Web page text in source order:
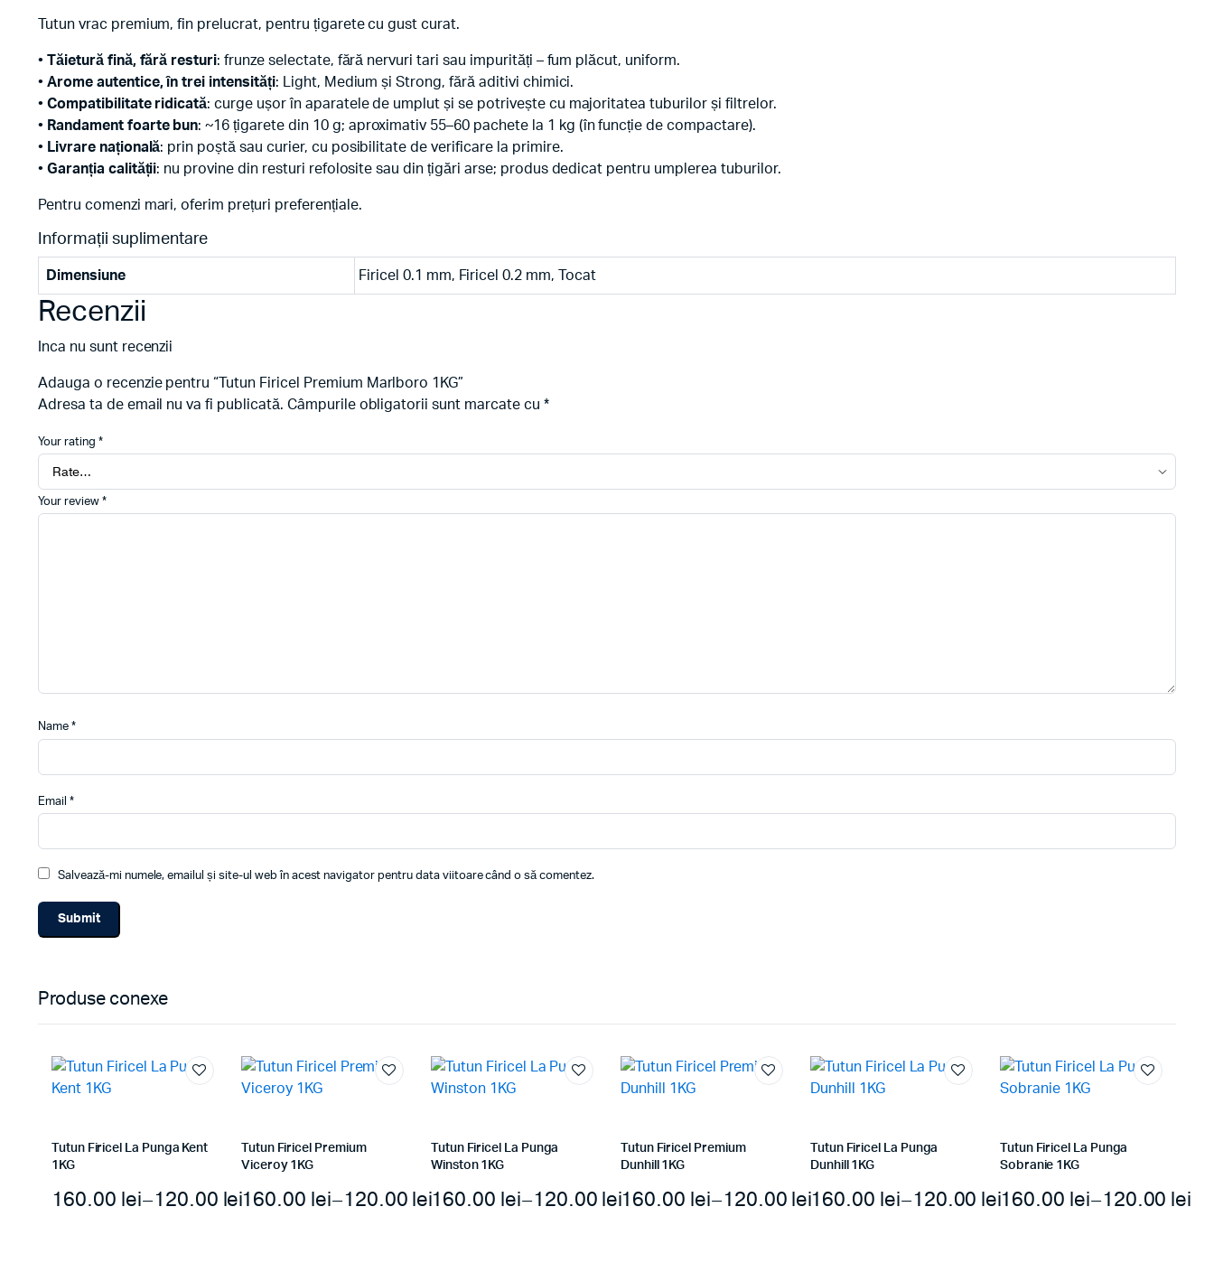
Tutun vrac premium, fin prelucrat, pentru țigarete cu gust curat.
• Tăietură fină, fără resturi: frunze selectate, fără nervuri tari sau impurități – fum plăcut, uniform.
• Arome autentice, în trei intensități: Light, Medium și Strong, fără aditivi chimici.
• Compatibilitate ridicată: curge ușor în aparatele de umplut și se potrivește cu majoritatea tuburilor și filtrelor.
• Randament foarte bun: ~16 țigarete din 10 g; aproximativ 55–60 pachete la 1 kg (în funcție de compactare).
• Livrare națională: prin poștă sau curier, cu posibilitate de verificare la primire.
• Garanția calității: nu provine din resturi refolosite sau din țigări arse; produs dedicat pentru umplerea tuburilor.
Pentru comenzi mari, oferim prețuri preferențiale.
Informații suplimentare
Dimensiune Firicel 0.1 mm, Firicel 0.2 mm, Tocat
Recenzii
Inca nu sunt recenzii
Adauga o recenzie pentru “Tutun Firicel Premium Marlboro 1KG”
Adresa ta de email nu va fi publicată. Câmpurile obligatorii sunt marcate cu *
Your rating *
Your review *
Name *
Email *
Salvează-mi numele, emailul și site-ul web în acest navigator pentru data viitoare când o să comentez.
Produse conexe
Tutun Firicel La Punga Kent
1KG
120.00 lei
–
160.00 lei
Tutun Firicel Premium
Viceroy 1KG
120.00 lei
–
160.00 lei
Tutun Firicel La Punga
Winston 1KG
120.00 lei
–
160.00 lei
Tutun Firicel Premium
Dunhill 1KG
120.00 lei
–
160.00 lei
Tutun Firicel La Punga
Dunhill 1KG
120.00 lei
–
160.00 lei
Tutun Firicel La Punga
Sobranie 1KG
120.00 lei
–
160.00 lei